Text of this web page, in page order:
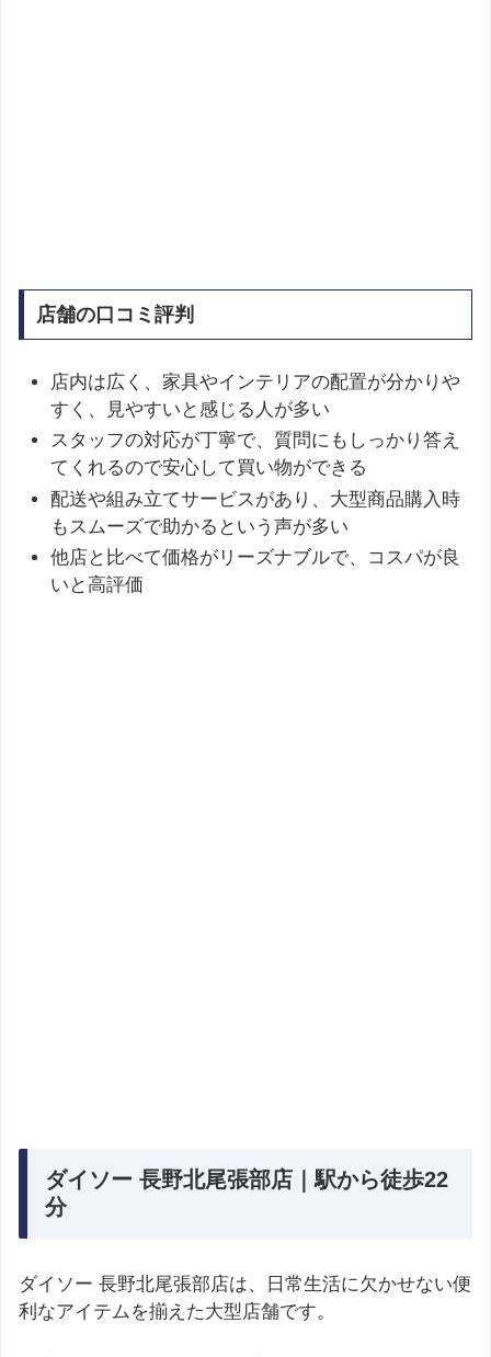
店舗の口コミ評判
店内は広く、家具やインテリアの配置が分かりや
すく、見やすいと感じる人が多い
スタッフの対応が丁寧で、質問にもしっかり答え
てくれるので安心して買い物ができる
配送や組み立てサービスがあり、大型商品購入時
もスムーズで助かるという声が多い
他店と比べて価格がリーズナブルで、コスパが良
いと高評価
ダイソー 長野北尾張部店｜駅から徒歩22
分
ダイソー 長野北尾張部店は、日常生活に欠かせない便
利なアイテムを揃えた大型店舗です。